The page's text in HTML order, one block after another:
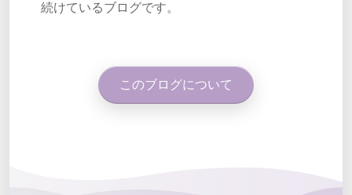
続けているブログです。
このブログについて